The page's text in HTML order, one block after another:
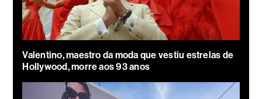
Valentino, maestro da moda que vestiu estrelas de
Hollywood, morre aos 93 anos